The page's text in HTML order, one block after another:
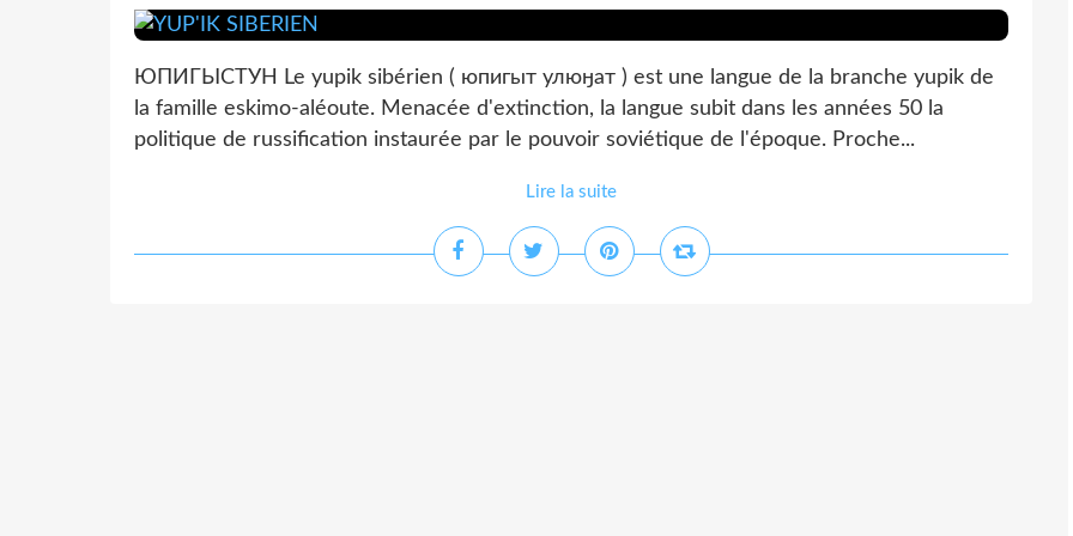
ЮПИГЫСТУН Le yupik sibérien ( юпигыт улюӈат ) est une langue de la branche yupik de
la famille eskimo-aléoute. Menacée d'extinction, la langue subit dans les années 50 la
politique de russification instaurée par le pouvoir soviétique de l'époque. Proche...
Lire la suite